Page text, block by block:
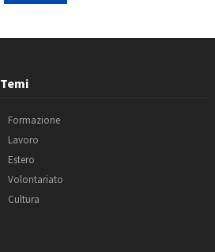
Temi
Formazione
Lavoro
Estero
Volontariato
Cultura